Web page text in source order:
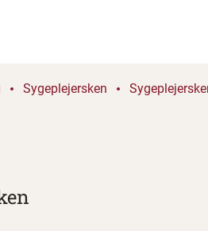
Sygeplejersken